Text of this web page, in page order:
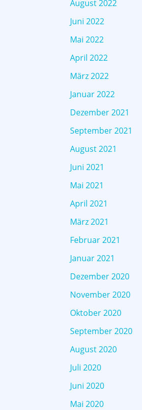
August 2022
Juni 2022
Mai 2022
April 2022
März 2022
Januar 2022
Dezember 2021
September 2021
August 2021
Juni 2021
Mai 2021
April 2021
März 2021
Februar 2021
Januar 2021
Dezember 2020
November 2020
Oktober 2020
September 2020
August 2020
Juli 2020
Juni 2020
Mai 2020